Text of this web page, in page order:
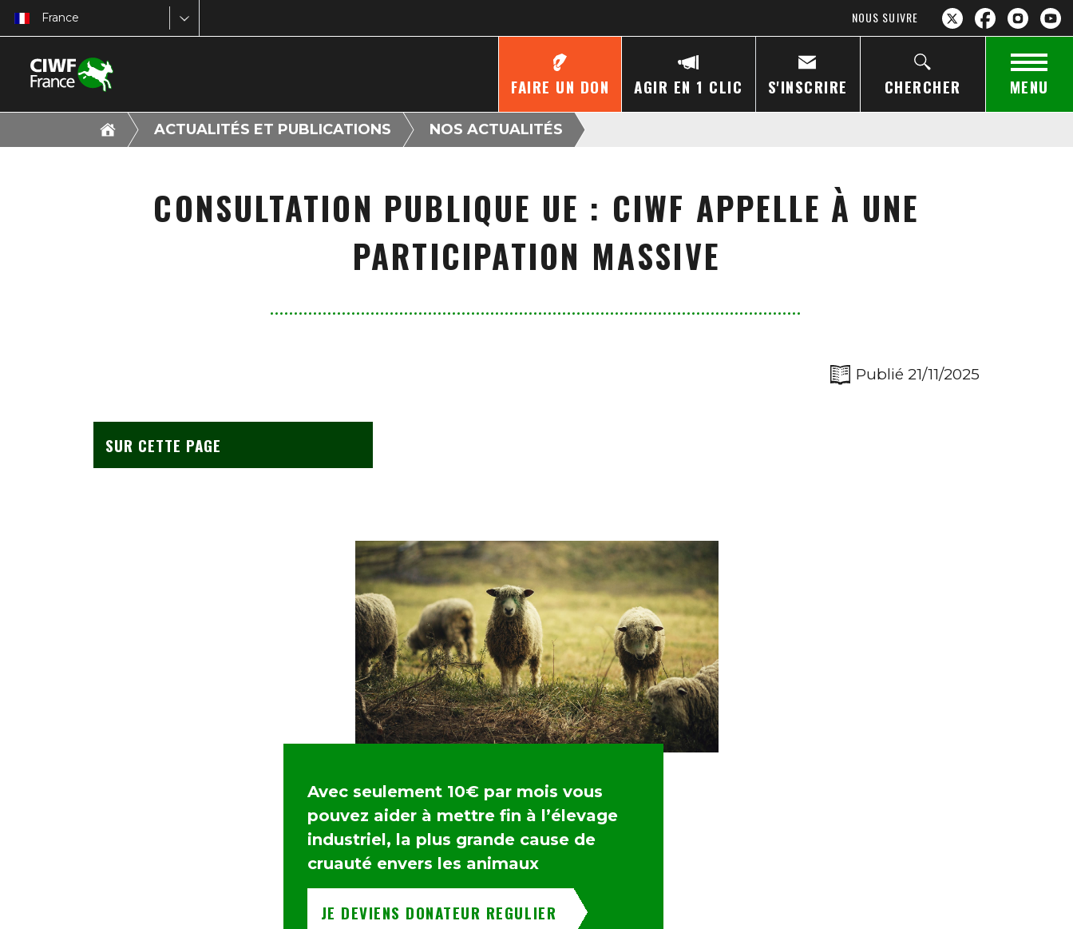
France NOUS SUIVRE
FAIRE UN DON AGIR EN 1 CLIC S'INSCRIRE CHERCHER MENU
ACTUALITÉS ET PUBLICATIONS NOS ACTUALITÉS
CONSULTATION PUBLIQUE UE : CIWF APPELLE À UNE
PARTICIPATION MASSIVE
Publié 21/11/2025
SUR CETTE PAGE
Avec seulement 10€ par mois vous
pouvez aider à mettre fin à l’élevage
industriel, la plus grande cause de
cruauté envers les animaux
JE DEVIENS DONATEUR REGULIER